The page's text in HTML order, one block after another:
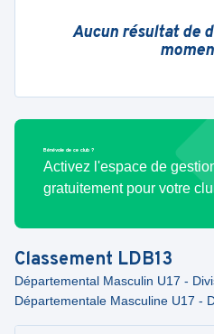
Aucun résultat de
Bénévole de ce club ?
Activez l'espace de
gratuitement pour votre
Classement LDB13
Départemental Masculin U17 -
Départementale Masculine U17 -